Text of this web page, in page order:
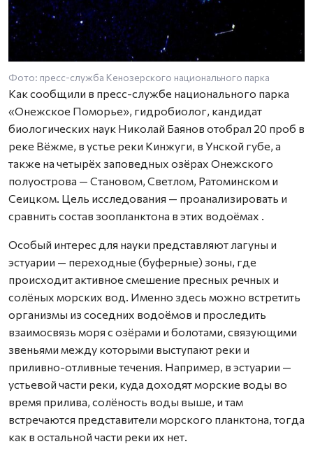
Фото: пресс-служба Кенозерского национального парка
Как сообщили в пресс-службе национального парка
«Онежское Поморье», гидробиолог, кандидат
биологических наук Николай Баянов отобрал 20 проб в
реке Вёжме, в устье реки Кинжуги, в Унской губе, а
также на четырёх заповедных озёрах Онежского
полуострова — Становом, Светлом, Ратоминском и
Сеицком. Цель исследования — проанализировать и
сравнить состав зоопланктона в этих водоёмах .
Особый интерес для науки представляют лагуны и
эстуарии — переходные (буферные) зоны, где
происходит активное смешение пресных речных и
солёных морских вод. Именно здесь можно встретить
организмы из соседних водоёмов и проследить
взаимосвязь моря с озёрами и болотами, связующими
звеньями между которыми выступают реки и
приливно-отливные течения. Например, в эстуарии —
устьевой части реки, куда доходят морские воды во
время прилива, солёность воды выше, и там
встречаются представители морского планктона, тогда
как в остальной части реки их нет.